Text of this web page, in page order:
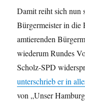
Damit reiht sich nun
Bürgermeister in die
amtierenden
wiederum Rundes
Scholz-SPD
unterschrieb er in
von „Unser